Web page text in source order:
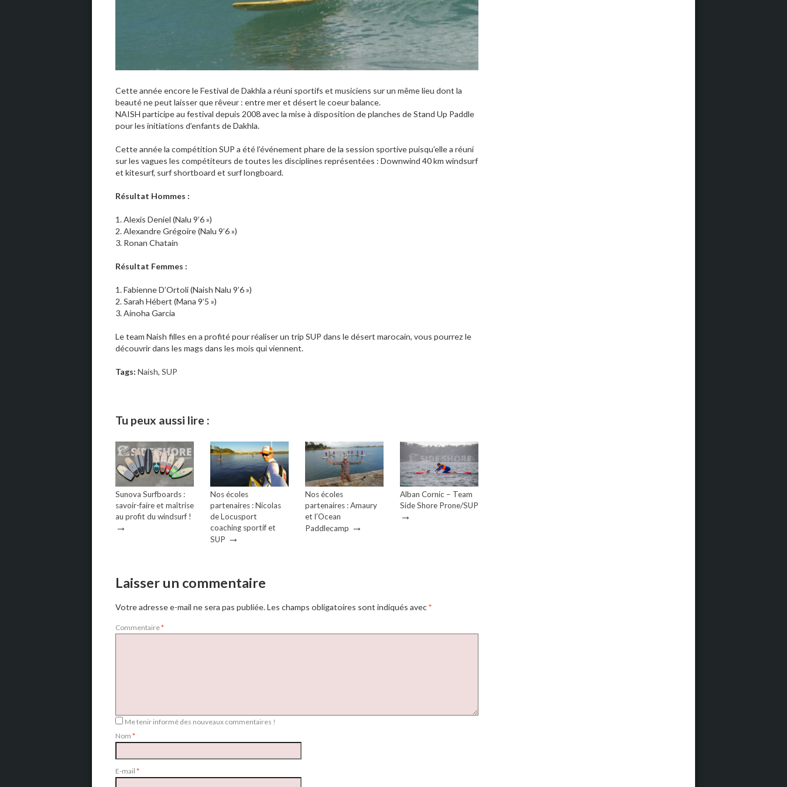
Cette année encore le Festival de Dakhla a réuni sportifs et musiciens sur un même lieu dont la
beauté ne peut laisser que rêveur : entre mer et désert le coeur balance.
NAISH participe au festival depuis 2008 avec la mise à disposition de planches de Stand Up Paddle
pour les initiations d’enfants de Dakhla.
Cette année la compétition SUP a été l’événement phare de la session sportive puisqu’elle a réuni
sur les vagues les compétiteurs de toutes les disciplines représentées : Downwind 40 km windsurf
et kitesurf, surf shortboard et surf longboard.
Résultat Hommes :
1. Alexis Deniel (Nalu 9’6 »)
2. Alexandre Grégoire (Nalu 9’6 »)
3. Ronan Chatain
Résultat Femmes :
1. Fabienne D’Ortoli (Naish Nalu 9’6 »)
2. Sarah Hébert (Mana 9’5 »)
3. Ainoha Garcia
Le team Naish filles en a profité pour réaliser un trip SUP dans le désert marocain, vous pourrez le
découvrir dans les mags dans les mois qui viennent.
Tags: Naish, SUP
Tu peux aussi lire :
Sunova Surfboards :
savoir-faire et maîtrise
au profit du windsurf !
→
Nos écoles
partenaires : Nicolas
de Locusport
coaching sportif et
SUP →
Nos écoles
partenaires : Amaury
et l’Ocean
Paddlecamp →
Alban Cornic – Team
Side Shore Prone/SUP
→
Laisser un commentaire
Votre adresse e-mail ne sera pas publiée.Les champs obligatoires sont indiqués avec*
Commentaire*
Me tenir informé des nouveaux commentaires !
Nom *
E-mail *